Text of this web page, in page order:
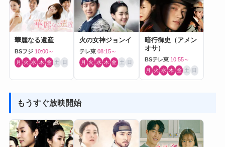
華麗なる遺産
BSフジ 10:00～
月 火 水 木 金 土 日
火の女神ジョンイ
テレ東 08:15～
月 火 水 木 金 土 日
暗行御史（アメン
オサ）
BSテレ東 10:55～
月 火 水 木 金 土 日
もうすぐ放映開始